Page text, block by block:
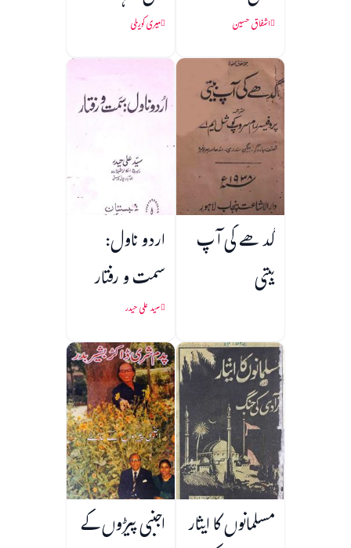
اشفاق حسین میری کوریلی
گدھے کی آپ
بیتی
اردو ناول:
سمت و رفتار
سید علی حیدر
مسلمانوں کا ایثار اجنبی پیڑوں کے